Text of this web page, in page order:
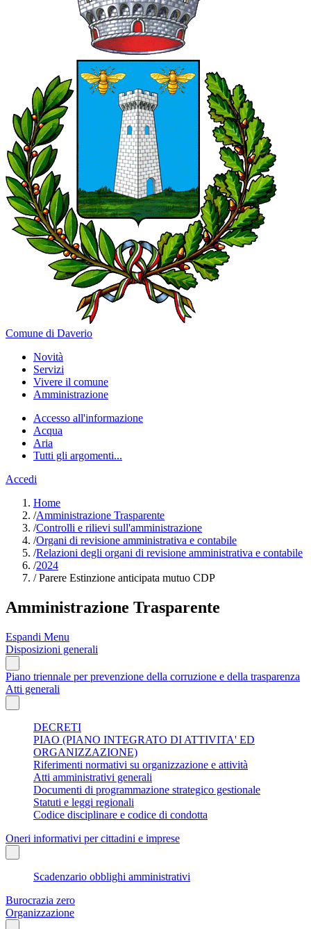
Comune di Daverio
Novità
Servizi
Vivere il comune
Amministrazione
Accesso all'informazione
Acqua
Aria
Tutti gli argomenti...
Accedi
Home
/Amministrazione Trasparente
/Controlli e rilievi sull'amministrazione
/Organi di revisione amministrativa e contabile
/Relazioni degli organi di revisione amministrativa e contabile
/2024
/Parere Estinzione anticipata mutuo CDP
Amministrazione Trasparente
Espandi Menu
Disposizioni generali
Piano triennale per prevenzione della corruzione e della trasparenza
Atti generali
DECRETI
PIAO (PIANO INTEGRATO DI ATTIVITA' ED
ORGANIZZAZIONE)
Riferimenti normativi su organizzazione e attività
Atti amministrativi generali
Documenti di programmazione strategico gestionale
Statuti e leggi regionali
Codice disciplinare e codice di condotta
Oneri informativi per cittadini e imprese
Scadenzario obblighi amministrativi
Burocrazia zero
Organizzazione